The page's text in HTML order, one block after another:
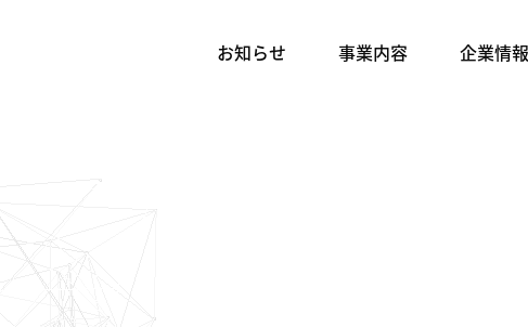
お知らせ 事業内容 企業情報